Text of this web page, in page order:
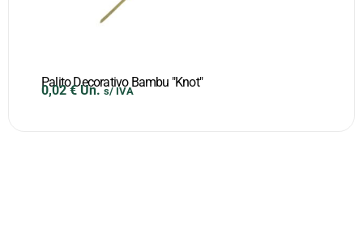
Palito Decorativo Bambu "Knot"
0,02€ Un. s/ IVA